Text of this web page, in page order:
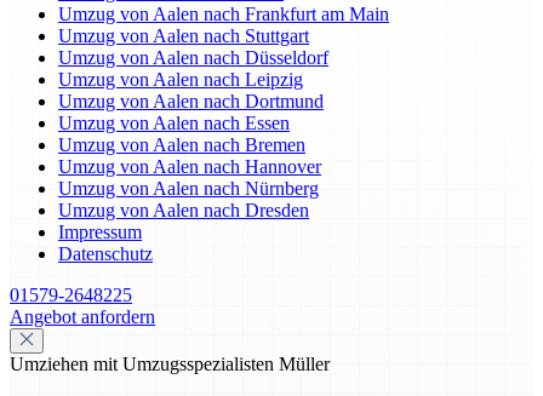
Umzug von Aalen nach Frankfurt am Main
Umzug von Aalen nach Stuttgart
Umzug von Aalen nach Düsseldorf
Umzug von Aalen nach Leipzig
Umzug von Aalen nach Dortmund
Umzug von Aalen nach Essen
Umzug von Aalen nach Bremen
Umzug von Aalen nach Hannover
Umzug von Aalen nach Nürnberg
Umzug von Aalen nach Dresden
Impressum
Datenschutz
01579-2648225
Angebot anfordern
Umziehen mit Umzugsspezialisten Müller